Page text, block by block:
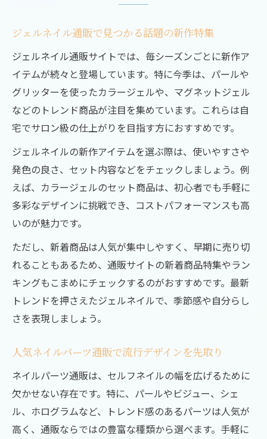
ジェルネイル通販で見つかる話題の新作特集
ジェルネイル通販サイトでは、毎シーズンごとに新作ア
イテムが続々と登場しています。特に今季は、パールや
グリッターを使ったカラージェルや、マグネットジェル
などのトレンド商品が注目を集めています。これらは自
宅でサロン級の仕上がりを目指す方におすすめです。
ジェルネイルの新作アイテムを選ぶ際は、使いやすさや
発色の良さ、セット内容などをチェックしましょう。例
えば、カラージェルのセット商品は、初心者でも手軽に
多彩なデザインに挑戦でき、コストパフォーマンスも高
いのが魅力です。
ただし、新着商品は人気が集中しやすく、早期に売り切
れることもあるため、通販サイトの新着商品特集やラン
キングもこまめにチェックするのがおすすめです。最新
トレンドを押さえたジェルネイルで、季節感や自分らし
さを表現しましょう。
人気ネイルパーツ通販で流行デザインを先取り
ネイルパーツ通販は、セルフネイルの幅を広げるために
欠かせない存在です。特に、パールやビジュー、シェ
ル、ホログラムなど、トレンド感のあるパーツは人気が
高く、通販ならではの豊富な種類から選べます。手軽に